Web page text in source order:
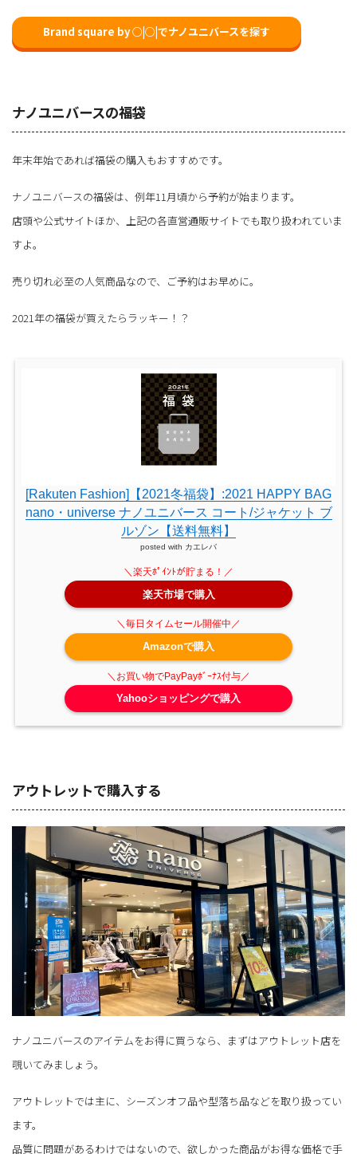
Brand square by ○|○|でナノユニバースを探す
ナノユニバースの福袋
年末年始であれば福袋の購入もおすすめです。
ナノユニバースの福袋は、例年11月頃から予約が始まります。
店頭や公式サイトほか、上記の各直営通販サイトでも取り扱われていま
すよ。
売り切れ必至の人気商品なので、ご予約はお早めに。
2021年の福袋が買えたらラッキー！？
[Rakuten Fashion]【2021冬福袋】:2021 HAPPY BAG
nano・universe ナノユニバース コート/ジャケット ブ
ルゾン【送料無料】
posted with カエレバ
楽天市場で購入
Amazonで購入
Yahooショッピングで購入
アウトレットで購入する
ナノユニバースのアイテムをお得に買うなら、まずはアウトレット店を
覗いてみましょう。
アウトレットでは主に、シーズンオフ品や型落ち品などを取り扱ってい
ます。
品質に問題があるわけではないので、欲しかった商品がお得な価格で手